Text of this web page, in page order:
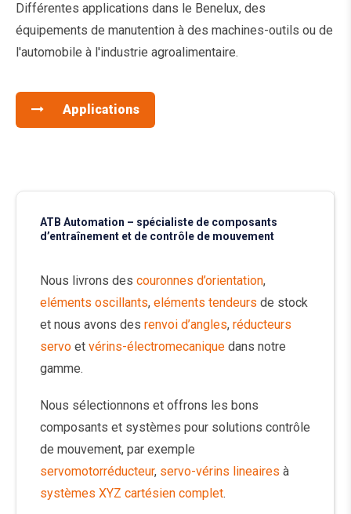
Différentes applications dans le Benelux, des
équipements de manutention à des machines-outils ou de
l'automobile à l'industrie agroalimentaire.
Applications
ATB Automation – spécialiste de composants
d’entraînement et de contrôle de mouvement
Nous livrons des couronnes d’orientation,
eléments oscillants, eléments tendeurs de stock
et nous avons des renvoi d’angles, réducteurs
servo et vérins-électromecanique dans notre
gamme.
Nous sélectionnons et offrons les bons
composants et systèmes pour solutions contrôle
de mouvement, par exemple
servomotorréducteur, servo-vérins lineaires à
systèmes XYZ cartésien complet.